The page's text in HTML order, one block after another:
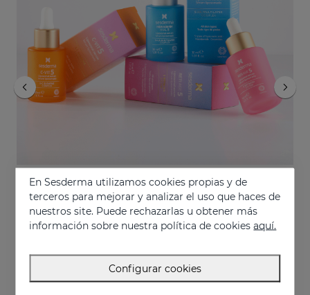
Añadir
S/. 220,00
Añadir
S/. 185,00
THE POWER OF 5
Potente sinergia deactivos x5 para una eficacia real
Tres fórmulas únicas adaptadas a cada necesidad de
VER MÁS
En Sesderma utilizamos cookies propias y de
terceros para mejorar y analizar el uso que haces de
nuestros site. Puede rechazarlas u obtener más
información sobre nuestra política de cookiesaquí.
Configurar cookies